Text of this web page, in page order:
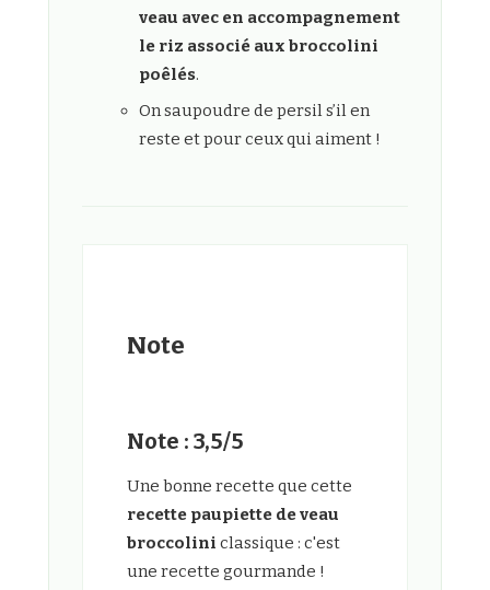
veau avec en accompagnement
le riz associé aux broccolini
poêlés.
On saupoudre de persil s’il en
reste et pour ceux qui aiment !
Note
Note : 3,5/5
Une bonne recette que cette
recette paupiette de veau
broccolini classique : c'est
une recette gourmande !